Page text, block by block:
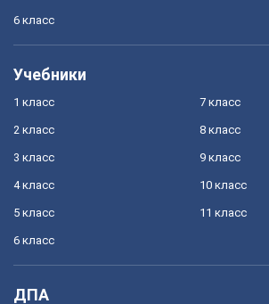
6 класс
Учебники
1 класс
2 класс
3 класс
4 класс
5 класс
6 класс
7 класс
8 класс
9 класс
10 класс
11 класс
ДПА